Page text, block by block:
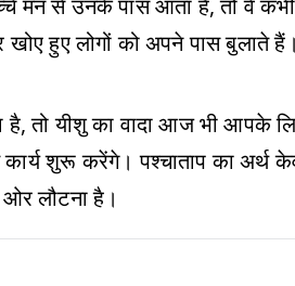
मन से उनके पास आता है, तो वे
हुए लोगों को अपने पास बुलाते हैं।
है, तो यीशु का वादा आज भी आपके
शुरू करेंगे। पश्चाताप का अर्थ
लौटना है।